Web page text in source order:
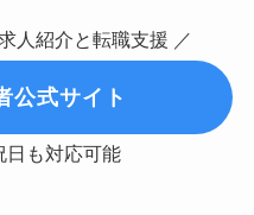
人紹介と転職支援 ／
公式サイト
日も対応可能